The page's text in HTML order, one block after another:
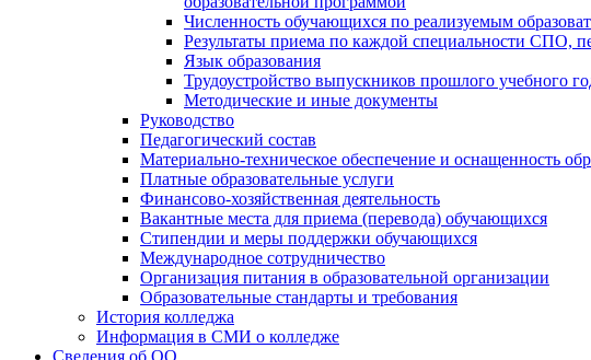
Численность обучающихся по реализуемым
Результаты приема по каждой специальности СПО,
Язык образования
Трудоустройство выпускников прошлого
Методические и иные документы
Руководство
Педагогический состав
Материально-техническое обеспечение и оснащенность
Платные образовательные услуги
Финансово-хозяйственная деятельность
Вакантные места для приема (перевода) обучающихся
Стипендии и меры поддержки обучающихся
Международное сотрудничество
Организация питания в образовательной организации
Образовательные стандарты и требования
История колледжа
Информация в СМИ о колледже
Сведения об ОО